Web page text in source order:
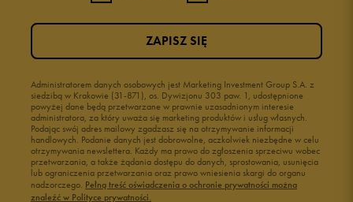
Administratorem danych osobowych jest Marketing Investment Group S.A. z
siedzibą w Krakowie (31-871), os. Dywizjonu 303 paw. 1, udostępnione
powyżej dane będą przetwarzane w prawnie uzasadnionym interesie
administratora, za który uważa się marketing produktów i usług własnych.
Podając swój adres mailowy zgadzasz się na otrzymywanie informacji
handlowych. Podanie danych jest dobrowolne, aczkolwiek niezbędne w celu
otrzymywania newslettera. Każdy ma prawo do zgłoszenia sprzeciwu wobec
przetwarzania, a także żądania dostępu do danych, sprostowania, usunięcia
lub ograniczenia przetwarzania oraz prawo wniesienia skargi do organu
nadzorczego. Pełną treść oświadczenia o ochronie prywatności można
znaleźć w Polityce prywatności.
ZAPISZ SIĘ